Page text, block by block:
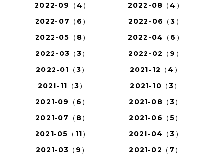
2022-09（4）
2022-08（4）
2022-07（6）
2022-06（3）
2022-05（8）
2022-04（6）
2022-03（3）
2022-02（9）
2022-01（3）
2021-12（4）
2021-11（3）
2021-10（3）
2021-09（6）
2021-08（3）
2021-07（8）
2021-06（5）
2021-05（11）
2021-04（3）
2021-03（9）
2021-02（7）